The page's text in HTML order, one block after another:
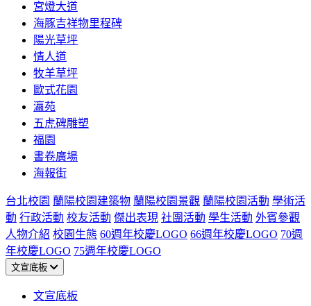
宮燈大道
海豚吉祥物里程碑
陽光草坪
情人道
牧羊草坪
歐式花園
瀛苑
五虎碑雕塑
福園
書卷廣場
海報街
台北校園 蘭陽校園建築物 蘭陽校園景觀 蘭陽校園活動 學術活
動 行政活動 校友活動 傑出表現 社團活動 學生活動 外賓參觀
人物介紹 校園生態 60週年校慶LOGO 66週年校慶LOGO 70週
年校慶LOGO 75週年校慶LOGO
文宣底板
文宣底板